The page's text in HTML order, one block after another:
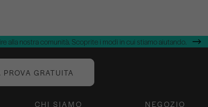
alla nostra comunità. Scoprite i modi in cui stiamo aiutando.
GRATUITA
CHI SIAMO NEGOZIO